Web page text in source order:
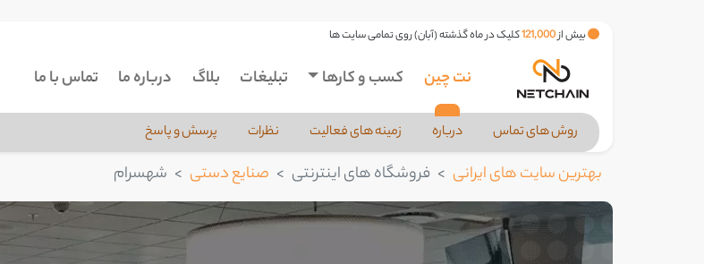
بیش از121,000کلیک در ماه گذشته (آبان) روی تمامی سایت ها
نت چین کسب و کارها تبلیغات بلاگ درباره ما تماس با ما
روش های تماس درباره زمینه های فعالیت نظرات پرسش و پاسخ
بهترین سایت های ایرانی فروشگاه های اینترنتی صنایع دستی شهسرام